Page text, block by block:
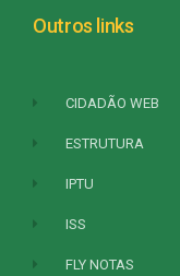
Outros links
CIDADÃO WEB
ESTRUTURA
IPTU
ISS
FLY NOTAS